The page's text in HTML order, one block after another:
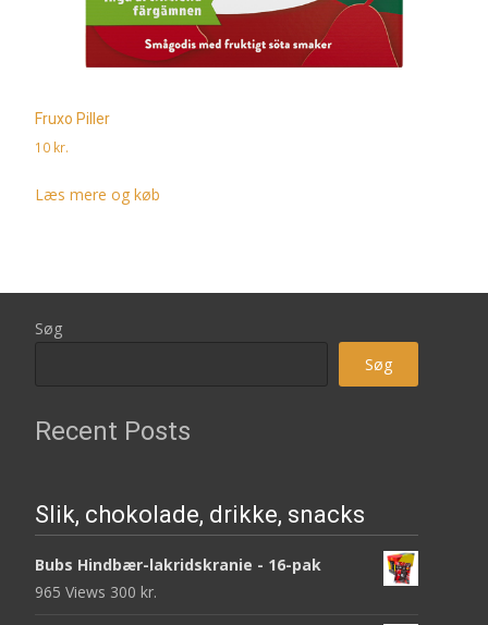
Fruxo Piller
10 kr.
Læs mere og køb
Søg
Søg
Recent Posts
Slik, chokolade, drikke, snacks
Bubs Hindbær-lakridskranie - 16-pak
965 Views 300 kr.